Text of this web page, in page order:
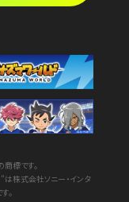
標です。
”は株式会社ソニー・インタ
。